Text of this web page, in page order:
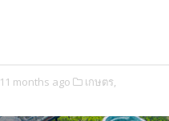
11 months ago เกษตร,